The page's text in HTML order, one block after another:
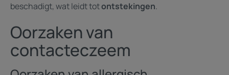
beschadigt, wat leidt totontstekingen.
Oorzaken van
contacteczeem